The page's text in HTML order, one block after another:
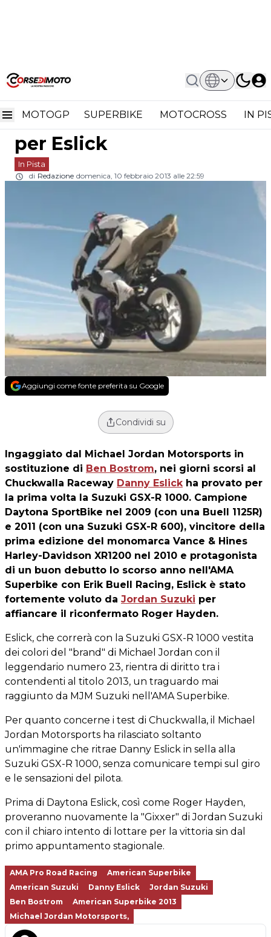
MOTOGP SUPERBIKE MOTOCROSS IN
Home In Pista
AMA Superbike: Primo Test Con
AMA Superbike: primo
test con Jordan Suzuki
per Eslick
In Pista
di Redazione domenica, 10 febbraio 2013 alle 22:59
Aggiungi come fonte preferita su Google
Condividi su
Ingaggiato dal Michael Jordan Motorsports in
sostituzione di Ben Bostrom, nei giorni scorsi al
Chuckwalla Raceway Danny Eslickha provato per
la prima volta la Suzuki GSX-R 1000. Campione
Daytona SportBike nel 2009 (con una Buell 1125R)
e 2011 (con una Suzuki GSX-R 600), vincitore della
prima edizione del monomarca Vance & Hines
Harley-Davidson XR1200 nel 2010 e protagonista
di un buon debutto lo scorso anno nell'AMA
Superbike con Erik Buell Racing, Eslick è stato
fortemente voluto da Jordan Suzuki per
affiancare il riconfermato Roger Hayden.
Eslick, che correrà con la Suzuki GSX-R 1000 vestita
dei colori del "brand" di Michael Jordan con il
leggendario numero 23, rientra di diritto tra i
contendenti al titolo 2013, un traguardo mai
raggiunto da MJM Suzuki nell'AMA Superbike.
Per quanto concerne i test di Chuckwalla, il Michael
Jordan Motorsports ha rilasciato soltanto
un'immagine che ritrae Danny Eslick in sella alla
Suzuki GSX-R 1000, senza comunicare tempi sul giro
e le sensazioni del pilota.
Prima di Daytona Eslick, così come Roger Hayden,
proveranno nuovamente la "Gixxer" di Jordan Suzuki
con il chiaro intento di lottare per la vittoria sin dal
primo appuntamento stagionale.
AMA Pro Road Racing
American Superbike
American Suzuki
Danny Eslick
Jordan Suzuki
Ben Bostrom
American Superbike 2013
Michael Jordan Motorsports,